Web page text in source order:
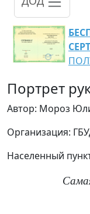
Портрет
Автор: Мороз
Организация:
Населенный